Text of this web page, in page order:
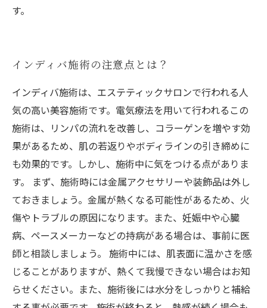
す。
インディバ施術の注意点とは？
インディバ施術は、エステティックサロンで行われる人
気の高い美容施術です。電気療法を用いて行われるこの
施術は、リンパの流れを改善し、コラーゲンを増やす効
果があるため、肌の若返りやボディラインの引き締めに
も効果的です。しかし、施術中に気をつける点がありま
す。 まず、施術時には金属アクセサリーや装飾品は外し
ておきましょう。金属が熱くなる可能性があるため、火
傷やトラブルの原因になります。また、妊娠中や心臓
病、ペースメーカーなどの持病がある場合は、事前に医
師と相談しましょう。 施術中には、肌表面に温かさを感
じることがありますが、熱くて我慢できない場合はお知
らせください。また、施術後には水分をしっかりと補給